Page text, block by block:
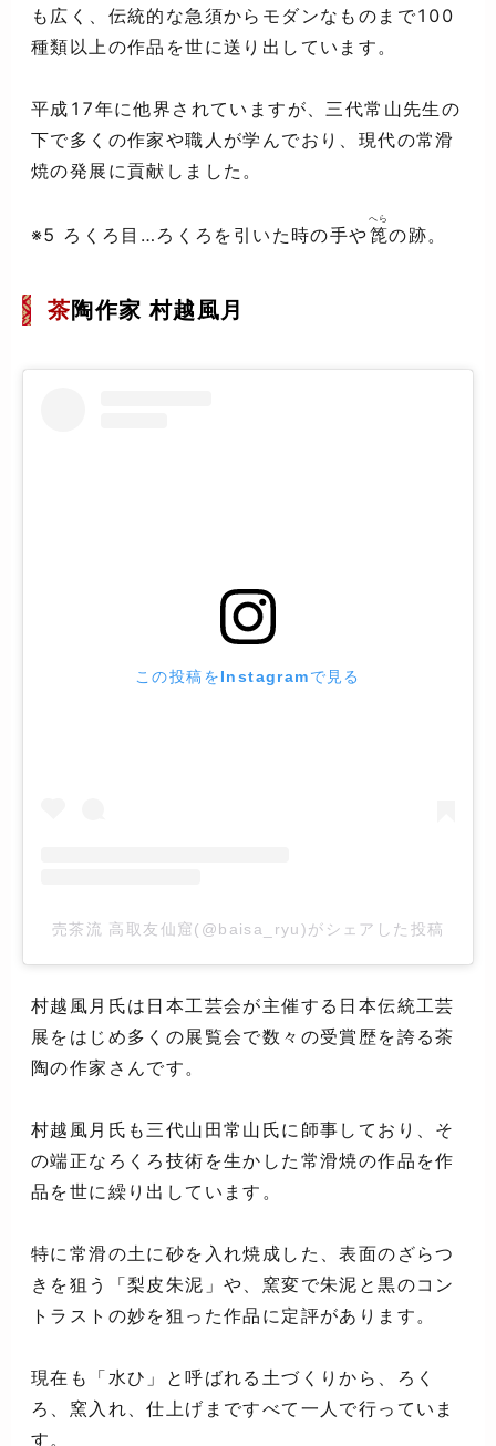
も広く、伝統的な急須からモダンなものまで100
種類以上の作品を世に送り出しています。
平成17年に他界されていますが、三代常山先生の
下で多くの作家や職人が学んでおり、現代の常滑
焼の発展に貢献しました。
※5 ろくろ目…ろくろを引いた時の手や箆
へら
の跡。
茶 陶作家 村越風月
この投稿をInstagramで見る
売茶流 高取友仙窟(@baisa_ryu)がシェアした投稿
村越風月氏は日本工芸会が主催する日本伝統工芸
展をはじめ多くの展覧会で数々の受賞歴を誇る茶
陶の作家さんです。
村越風月氏も三代山田常山氏に師事しており、そ
の端正なろくろ技術を生かした常滑焼の作品を作
品を世に繰り出しています。
特に常滑の土に砂を入れ焼成した、表面のざらつ
きを狙う「梨皮朱泥」や、窯変で朱泥と黒のコン
トラストの妙を狙った作品に定評があります。
現在も「水ひ」と呼ばれる土づくりから、ろく
ろ、窯入れ、仕上げまですべて一人で行っていま
す。